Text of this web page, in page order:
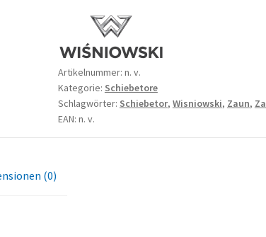
Artikelnummer: n. v.
Kategorie: Schiebetore
Schlagwörter: Schiebetor, Wisniowski, Zaun,
EAN: n. v.
(0)